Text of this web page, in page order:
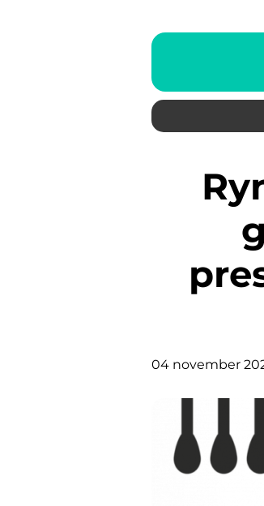
Rynkor runt munnen – En
04 november